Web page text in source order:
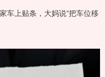
车上贴条，大妈说“把车位移